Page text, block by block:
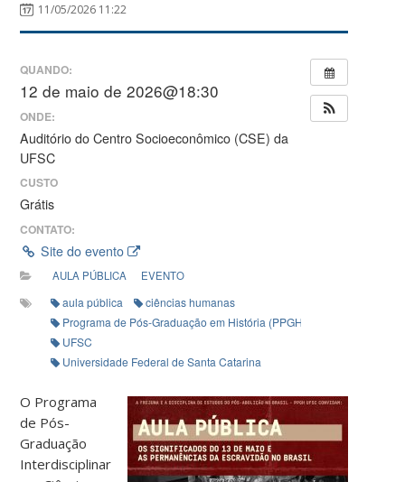
11/05/2026 11:22
QUANDO:
12 de maio de 2026@18:30
ONDE:
Auditório do Centro Socioeconômico (CSE) da
UFSC
CUSTO
Grátis
CONTATO:
Site do evento
AULA PÚBLICA EVENTO
aula pública
ciências humanas
Programa de Pós-Graduação em História (PPGHST)
UFSC
Universidade Federal de Santa Catarina
O Programa
de Pós-
Graduação
Interdisciplinar